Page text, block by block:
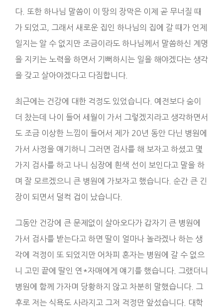
다. 또한 하나님 말씀이 이 땅의 장막은 이제 곧 무너질 때
가 되었고, 그래서 새로운 집인 하나님의 집에 갈 때가 언제
일지는 알 수 없지만 조금이라도 하나님께서 말씀하신 계명
을 지키는 노력을 하면서 기뻐하시는 일을 해야겠다는 생각
을 갖고 살아야겠다고 다짐합니다.
최근에는 건강에 대한 걱정도 있었습니다. 예전보다 숨이
더 찼는데 나이 들어 세월이 가서 그렇겠지라고 생각하면서
도 조금 이상한 느낌이 들어서 제가 20년 동안 다닌 병원에
가서 사정을 얘기하니 그러면 검사를 해 보자고 하셨고 몇
가지 검사를 하고 나니 심장에 흰색 선이 보인다고 말을 하
며 잘 모르겠으니 큰 병원에 가보자고 했습니다. 순간 큰 긴
장이 되면서 덜컥 겁이 났습니다.
그동안 건강에 큰 문제없이 살아오다가 갑자기 큰 병원에
가서 검사를 받는다고 하면 딸이 얼마나 놀라겠나 하는 생
각에 걱정이 또 되었지만 어차피 혼자는 병원에 갈 수 없으
니 고민 끝에 딸인 연*자매에게 얘기를 했습니다. 그랬더니
병원에 함께 가자며 당황하지 않고 차분히 말했습니다. 그
후로 저는 식욕도 사라지고 그저 걱정만 앞섰습니다. 대학